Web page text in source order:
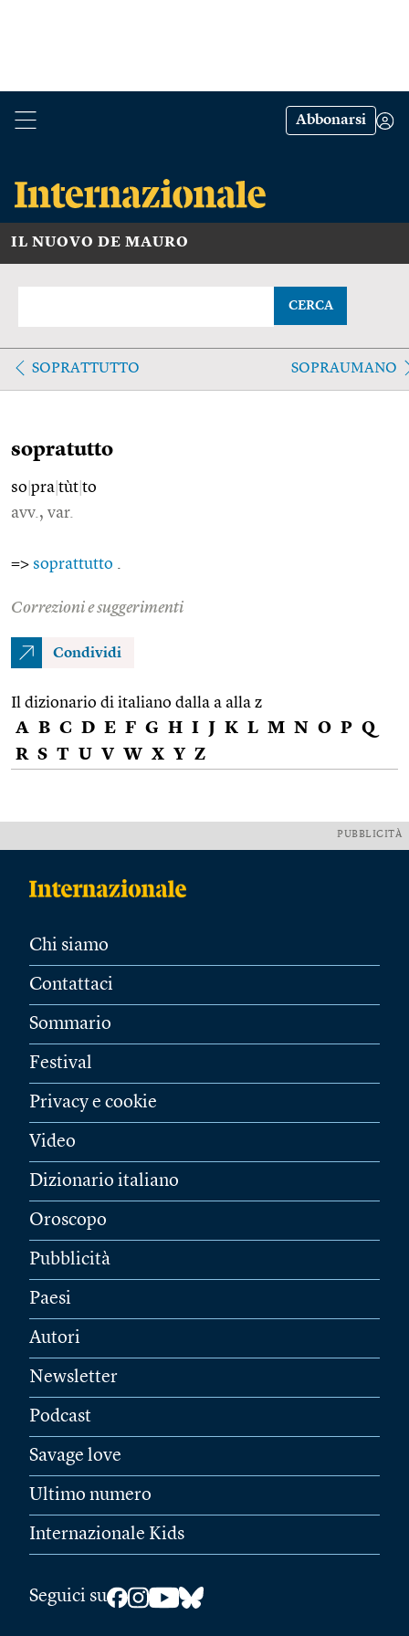
Abbonarsi
IL NUOVO DE MAURO
CERCA
SOPRATTUTTO SOPRAUMANO
sopratutto
so pra tùt to
avv., var.
=> soprattutto
Correzioni e suggerimenti
Condividi
Il dizionario di italiano dalla a alla z
A B C D E F G H I J K L M N O P Q
R S T U V W X Y Z
PUBBLICITÀ
Chi siamo
Contattaci
Sommario
Festival
Privacy e cookie
Video
Dizionario italiano
Oroscopo
Pubblicità
Paesi
Autori
Newsletter
Podcast
Savage love
Ultimo numero
Internazionale Kids
Seguici su